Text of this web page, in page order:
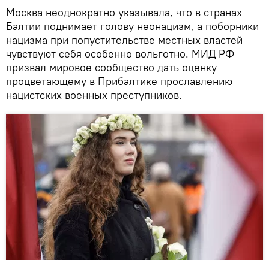
Москва неоднократно указывала, что в странах
Балтии поднимает голову неонацизм, а поборники
нацизма при попустительстве местных властей
чувствуют себя особенно вольготно. МИД РФ
призвал мировое сообщество дать оценку
процветающему в Прибалтике прославлению
нацистских военных преступников.